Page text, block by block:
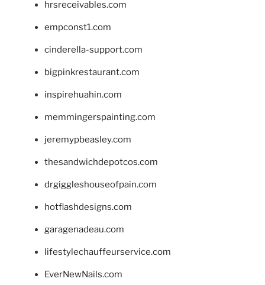
hrsreceivables.com
empconst1.com
cinderella-support.com
bigpinkrestaurant.com
inspirehuahin.com
memmingerspainting.com
jeremypbeasley.com
thesandwichdepotcos.com
drgiggleshouseofpain.com
hotflashdesigns.com
garagenadeau.com
lifestylechauffeurservice.com
EverNewNails.com